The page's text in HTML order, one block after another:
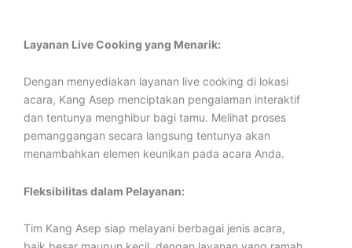
Layanan Live Cooking yang Menarik:
Dengan menyediakan layanan live cooking di lokasi
acara, Kang Asep menciptakan pengalaman interaktif
dan tentunya menghibur bagi tamu. Melihat proses
pemanggangan secara langsung tentunya akan
menambahkan elemen keunikan pada acara Anda.
Fleksibilitas dalam Pelayanan:
Tim Kang Asep siap melayani berbagai jenis acara,